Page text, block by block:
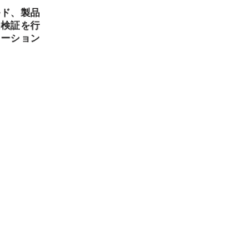
、製品
証を行
ション